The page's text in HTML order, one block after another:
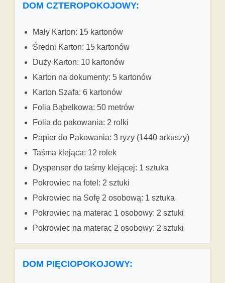
DOM CZTEROPOKOJOWY:
Mały Karton: 15 kartonów
Średni Karton: 15 kartonów
Duży Karton: 10 kartonów
Karton na dokumenty: 5 kartonów
Karton Szafa: 6 kartonów
Folia Bąbelkowa: 50 metrów
Folia do pakowania: 2 rolki
Papier do Pakowania: 3 ryzy (1440 arkuszy)
Taśma klejąca: 12 rolek
Dyspenser do taśmy klejącej: 1 sztuka
Pokrowiec na fotel: 2 sztuki
Pokrowiec na Sofę 2 osobową: 1 sztuka
Pokrowiec na materac 1 osobowy: 2 sztuki
Pokrowiec na materac 2 osobowy: 2 sztuki
DOM PIĘCIOPOKOJOWY: